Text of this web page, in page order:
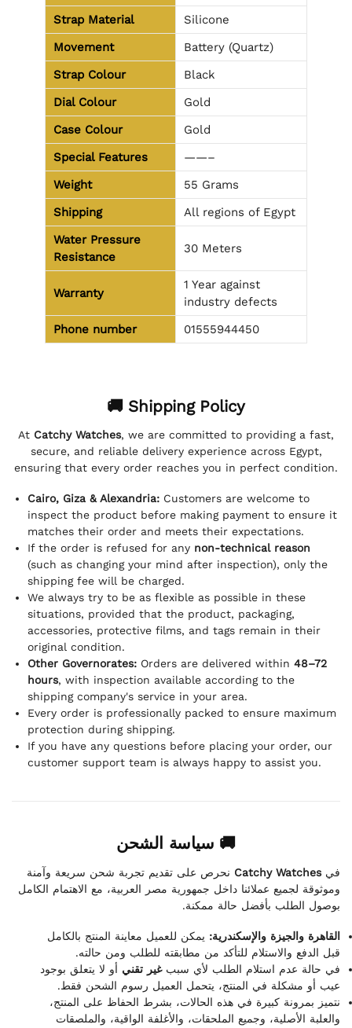
Strap Material
Silicone
Movement
Battery (Quartz)
Strap Colour
Black
Dial Colour
Gold
Case Colour
Gold
Special Features
——–
Weight
55 Grams
Shipping
All regions of Egypt
Water Pressure
Resistance
30 Meters
Warranty
1 Year against
industry defects
Phone number
01555944450
🚚 Shipping Policy
At Catchy Watches, we are committed to providing a fast,
secure, and reliable delivery experience across Egypt,
ensuring that every order reaches you in perfect condition.
Cairo, Giza & Alexandria: Customers are welcome to
inspect the product before making payment to ensure it
matches their order and meets their expectations.
If the order is refused for any non-technical reason
(such as changing your mind after inspection), only the
shipping fee will be charged.
We always try to be as flexible as possible in these
situations, provided that the product, packaging,
accessories, protective films, and tags remain in their
original condition.
Other Governorates: Orders are delivered within 48–72
hours, with inspection available according to the
shipping company's service in your area.
Every order is professionally packed to ensure maximum
protection during shipping.
If you have any questions before placing your order, our
customer support team is always happy to assist you.
🚚 سياسة الشحن
فيCatchy Watches نحرص على تقديم تجربة شحن سريعة وآمنة
وموثوقة لجميع عملائنا داخل جمهورية مصر العربية، مع الاهتمام الكامل
بوصول الطلب بأفضل حالة ممكنة.
القاهرة والجيزة والإسكندرية: يمكن للعميل معاينة المنتج بالكامل
قبل الدفع والاستلام للتأكد من مطابقته للطلب ومن حالته.
في حالة عدم استلام الطلب لأي سببغير تقني أو لا يتعلق بوجود
عيب أو مشكلة في المنتج، يتحمل العميل رسوم الشحن فقط.
نتميز بمرونة كبيرة في هذه الحالات، بشرط الحفاظ على المنتج،
والعلبة الأصلية، وجميع الملحقات، والأغلفة الواقية، والملصقات